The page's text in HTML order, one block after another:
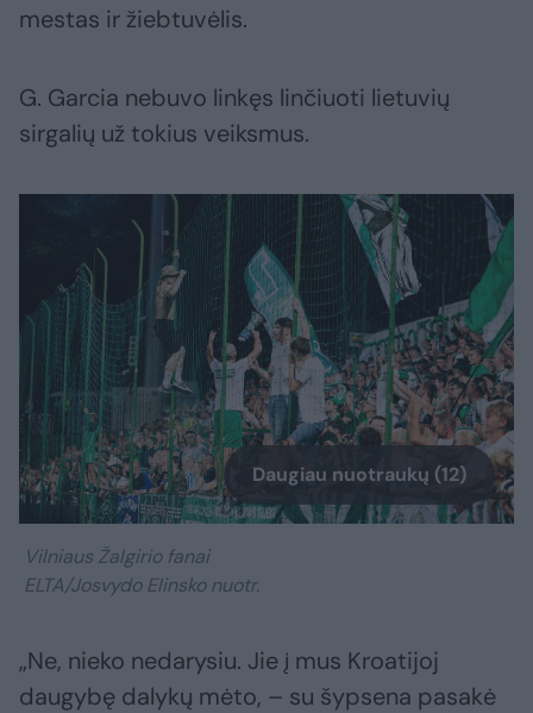
mestas ir žiebtuvėlis.
G. Garcia nebuvo linkęs linčiuoti lietuvių
sirgalių už tokius veiksmus.
Daugiau nuotraukų (12)
Vilniaus Žalgirio fanai
ELTA/Josvydo Elinsko nuotr.
„Ne, nieko nedarysiu. Jie į mus Kroatijoj
daugybę dalykų mėto, – su šypsena pasakė